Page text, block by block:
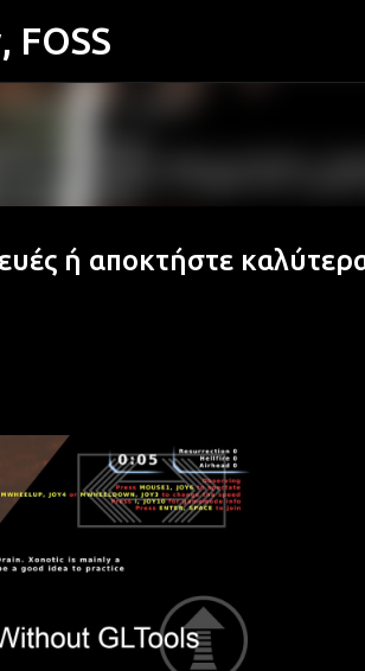
στο κύριο περιεχόμενο
ή αποκτήστε